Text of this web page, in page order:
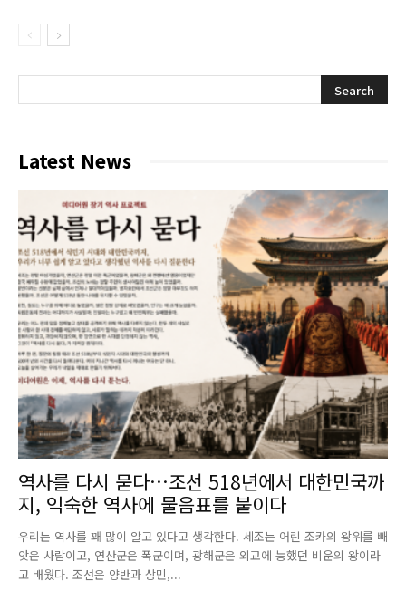
Latest News
역사를 다시 묻다…조선 518년에서 대한민국까
지, 익숙한 역사에 물음표를 붙이다
우리는 역사를 꽤 많이 알고 있다고 생각한다. 세조는 어린 조카의 왕위를 빼
앗은 사람이고, 연산군은 폭군이며, 광해군은 외교에 능했던 비운의 왕이라
고 배웠다. 조선은 양반과 상민,...